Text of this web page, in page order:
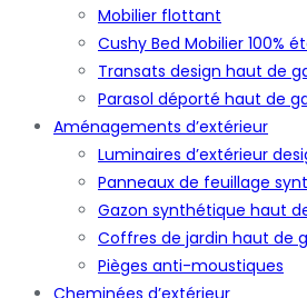
Mobilier flottant
Cushy Bed Mobilier 100%
Transats design haut de
Parasol déporté haut de
Aménagements d’extérieur
Luminaires d’extérieur
Panneaux de feuillage
Gazon synthétique haut
Coffres de jardin haut de
Pièges anti-moustiques
Cheminées d’extérieur